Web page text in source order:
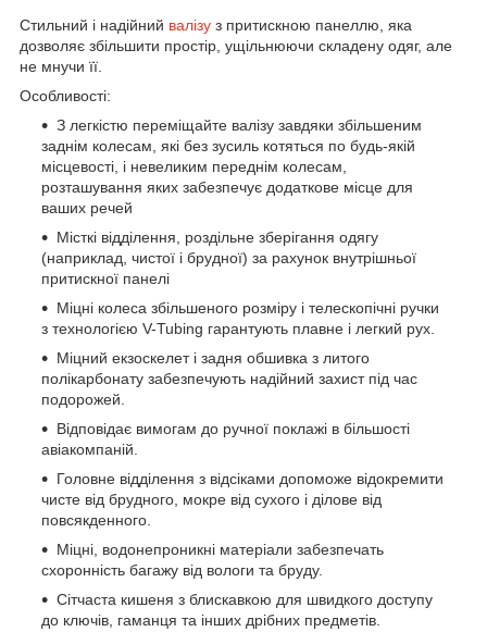
Стильний і надійний валізу з притискною панеллю, яка
дозволяє збільшити простір, ущільнюючи складену одяг, але
не мнучи її.
Особливості:
З легкістю переміщайте валізу завдяки збільшеним
заднім колесам, які без зусиль котяться по будь-якій
місцевості, і невеликим переднім колесам,
розташування яких забезпечує додаткове місце для
ваших речей
Місткі відділення, роздільне зберігання одягу
(наприклад, чистої і брудної) за рахунок внутрішньої
притискної панелі
Міцні колеса збільшеного розміру і телескопічні ручки
з технологією V-Tubing гарантують плавне і легкий рух.
Міцний екзоскелет і задня обшивка з литого
полікарбонату забезпечують надійний захист під час
подорожей.
Відповідає вимогам до ручної поклажі в більшості
авіакомпаній.
Головне відділення з відсіками допоможе відокремити
чисте від брудного, мокре від сухого і ділове від
повсякденного.
Міцні, водонепроникні матеріали забезпечать
схоронність багажу від вологи та бруду.
Сітчаста кишеня з блискавкою для швидкого доступу
до ключів, гаманця та інших дрібних предметів.